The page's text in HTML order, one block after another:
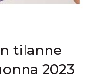
tilanne
2023